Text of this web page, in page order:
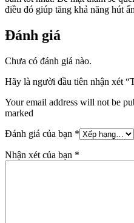
điều đó giúp tăng khả năng hút
Đánh giá
Chưa có đánh giá nào.
Hãy là người đầu tiên nhận xét
Your email address will not be
marked
Đánh giá của bạn *
Nhận xét của bạn *